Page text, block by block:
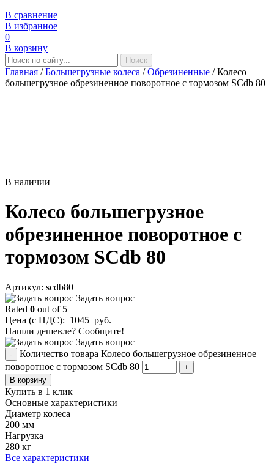
В сравнение
В избранное
0
В корзину
Главная /Большегрузные колеса /Обрезиненные /Колесо
большегрузное обрезиненное поворотное с тормозом SCdb 80
В наличии
Колесо большегрузное
обрезиненное поворотное с
тормозом SCdb 80
Aртикул: scdb80
Задать вопрос
Rated 0 out of 5
Цена (с НДС): 1045 руб.
Нашли дешевле? Сообщите!
Задать вопрос
-
Количество товара Колесо большегрузное обрезиненное
поворотное с тормозом SCdb 80
+
В корзину
Купить в 1 клик
Основные характеристики
Диаметр колеса
200 мм
Нагрузка
280 кг
Все характеристики